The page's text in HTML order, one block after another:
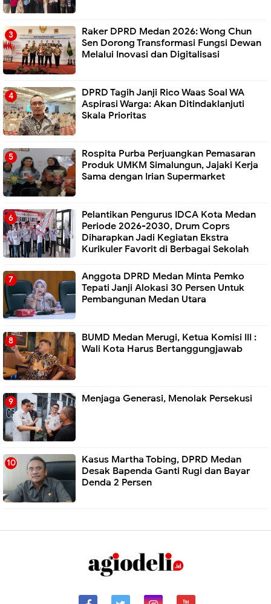
Raker DPRD Medan 2026: Wong Chun
Sen Dorong Transformasi Fungsi Dewan
Melalui Inovasi dan Digitalisasi
DPRD Tagih Janji Rico Waas Soal WA
Aspirasi Warga: Akan Ditindaklanjuti
Skala Prioritas
Rospita Purba Perjuangkan Pemasaran
Produk UMKM Simalungun, Jajaki Kerja
Sama dengan Irian Supermarket
Pelantikan Pengurus IDCA Kota Medan
Periode 2026-2030, Drum Coprs
Diharapkan Jadi Kegiatan Ekstra
Kurikuler Favorit di Berbagai Sekolah
Anggota DPRD Medan Minta Pemko
Tepati Janji Alokasi 30 Persen Untuk
Pembangunan Medan Utara
BUMD Medan Merugi, Ketua Komisi III :
Wali Kota Harus Bertanggungjawab
Menjaga Generasi, Menolak Persekusi
Kasus Martha Tobing, DPRD Medan
Desak Bapenda Ganti Rugi dan Bayar
Denda 2 Persen